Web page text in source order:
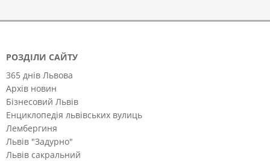
РОЗДІЛИ САЙТУ
365 днів Львова
Архів новин
Бізнесовий Львів
Енциклопедія львівських вулиць
Лембергиня
Львів "Задурно"
Львів сакральний